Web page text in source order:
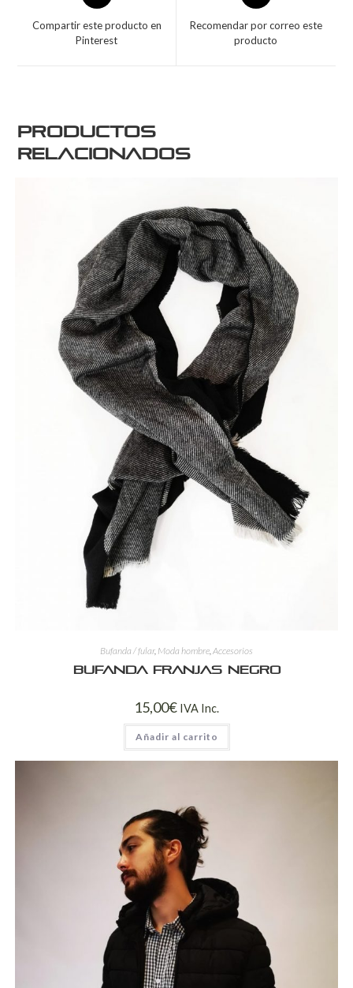
Compartir este producto en
Pinterest
Recomendar por correo este
producto
Productos
relacionados
Bufanda / fular, Moda hombre,Accesorios
Bufanda franjas negro
15,00€ IVA Inc.
Añadir al carrito